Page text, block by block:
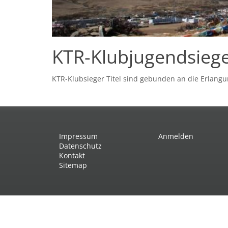
KTR-
KTR-Klubsieger Titel sind gebunden an die
Impressum
Datenschutz
Kontakt
Sitemap
Anmelden